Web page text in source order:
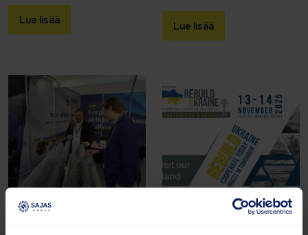
Lue lisää Lue lisää
10.11.2025 | Uutiset